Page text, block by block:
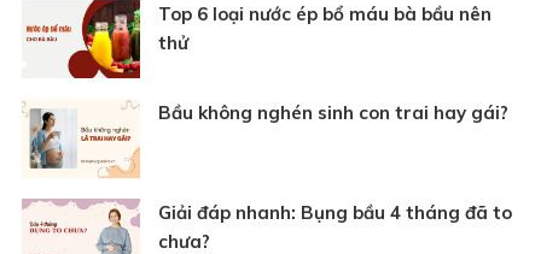
Top 6 loại nước ép bổ máu bà bầu nên
thử
Bầu không nghén sinh con trai hay gái?
Giải đáp nhanh: Bụng bầu 4 tháng đã to
chưa?